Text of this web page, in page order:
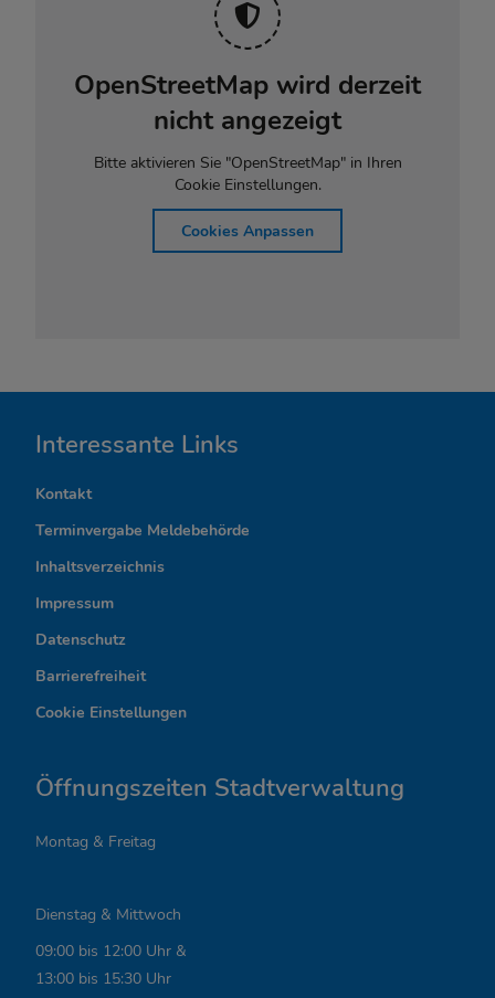
OpenStreetMap wird derzeit
nicht angezeigt
Bitte aktivieren Sie "OpenStreetMap" in Ihren
Cookie Einstellungen.
Cookies Anpassen
I
n
t
e
r
e
s
a
t
L
i
Interessante Links
Kontakt
Terminvergabe Meldebehörde
Inhaltsverzeichnis
Impressum
Datenschutz
Barrierefreiheit
Cookie Einstellungen
Öffnungszeiten Stadtverwaltung
Montag & Freitag
Dienstag & Mittwoch
09:00 bis 12:00 Uhr &
13:00 bis 15:30 Uhr